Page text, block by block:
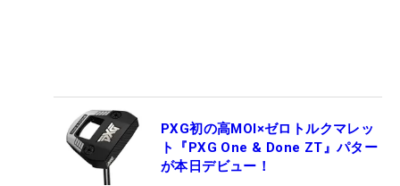
PXG初の高MOI×ゼロトルクマレッ
ト『PXG One & Done ZT』パター
が本日デビュー！